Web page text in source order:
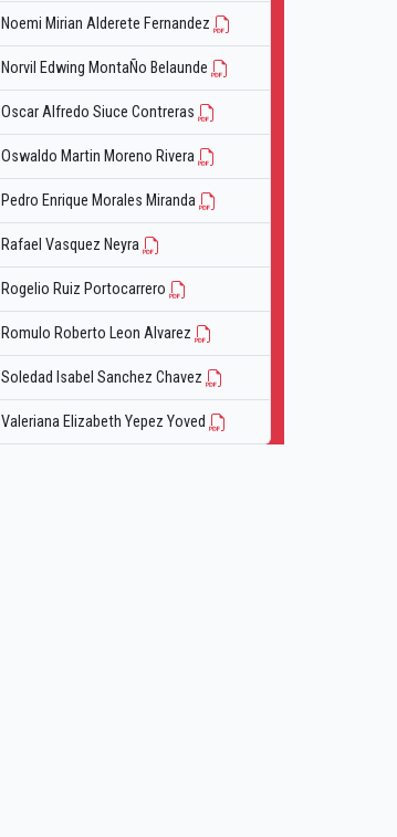
Noemi Mirian Alderete Fernandez
Norvil Edwing MontaÑo Belaunde
Oscar Alfredo Siuce Contreras
Oswaldo Martin Moreno Rivera
Pedro Enrique Morales Miranda
Rafael Vasquez Neyra
Rogelio Ruiz Portocarrero
Romulo Roberto Leon Alvarez
Soledad Isabel Sanchez Chavez
Valeriana Elizabeth Yepez Yoved